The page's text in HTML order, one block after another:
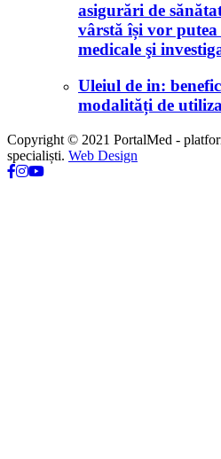
asigurări de
vârstă își vor
medicale şi
Uleiul de in:
modalități de
Copyright © 2021 PortalMed -
specialiști. Web Design